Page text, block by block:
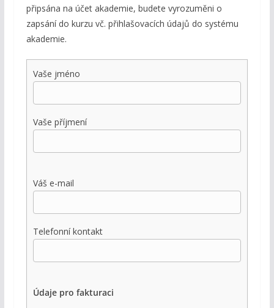
připsána na účet akademie, budete vyrozuměni o
zapsání do kurzu vč. přihlašovacích údajů do systému
akademie.
Vaše jméno
Vaše příjmení
Váš e-mail
Telefonní kontakt
Údaje pro fakturaci